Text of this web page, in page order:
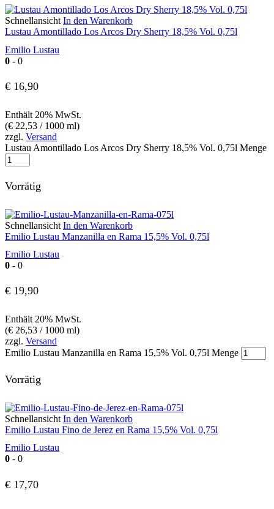
Schnellansicht In den Warenkorb
Lustau Amontillado Los Arcos Dry Sherry 18,5% Vol. 0,75l
Emilio Lustau
0 - 0
€ 16,90
Enthält 20% MwSt.
(€ 22,53 / 1000 ml)
zzgl. Versand
Lustau Amontillado Los Arcos Dry Sherry 18,5% Vol. 0,75l Menge
Vorrätig
Schnellansicht In den Warenkorb
Emilio Lustau Manzanilla en Rama 15,5% Vol. 0,75l
Emilio Lustau
0 - 0
€ 19,90
Enthält 20% MwSt.
(€ 26,53 / 1000 ml)
zzgl. Versand
Emilio Lustau Manzanilla en Rama 15,5% Vol. 0,75l Menge
Vorrätig
Schnellansicht In den Warenkorb
Emilio Lustau Fino de Jerez en Rama 15,5% Vol. 0,75l
Emilio Lustau
0 - 0
€ 17,70